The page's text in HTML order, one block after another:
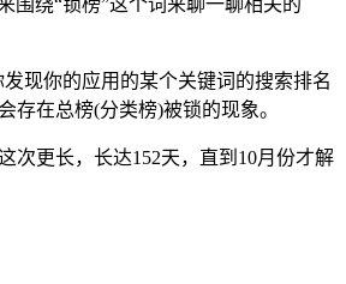
现你的应用的某个关键词的搜索排名
在总榜(分类榜)被锁的现象。
次更长，长达152天，直到10月份才解